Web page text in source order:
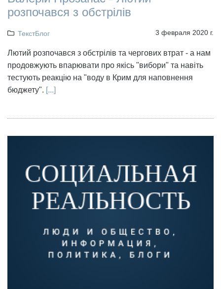
розпочався з обстрілів
ТекстБлог 3 февраля 2020 г.
Лютий розпочався з обстрілів та чергових втрат - а нам
продовжують впарювати про якісь "вибори" та навіть
тестують реакцію на "воду в Крим для наповнення
бюджету". [...]